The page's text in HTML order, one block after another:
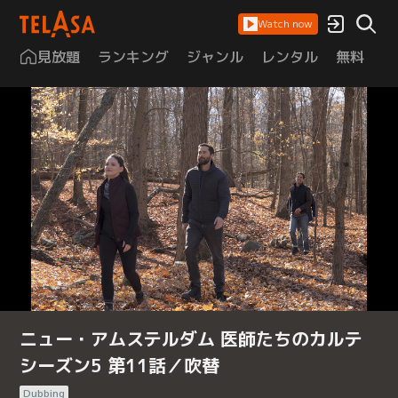
Watch now
見放題 ランキング ジャンル レンタル 無料
ニュー・アムステルダム 医師たちのカルテ
シーズン5 第11話／吹替
Dubbing